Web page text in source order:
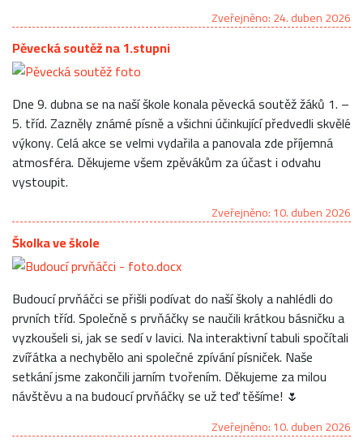
Zveřejněno: 24. duben 2026
Pěvecká soutěž na 1.stupni
Dne 9. dubna se na naší škole konala pěvecká soutěž žáků 1. –
5. tříd. Zazněly známé písně a všichni účinkující předvedli skvělé
výkony. Celá akce se velmi vydařila a panovala zde příjemná
atmosféra. Děkujeme všem zpěvákům za účast i odvahu
vystoupit.
Zveřejněno: 10. duben 2026
Školka ve škole
Budoucí prvňáčci se přišli podívat do naší školy a nahlédli do
prvních tříd. Společně s prvňáčky se naučili krátkou básničku a
vyzkoušeli si, jak se sedí v lavici. Na interaktivní tabuli spočítali
zvířátka a nechybělo ani společné zpívání písniček. Naše
setkání jsme zakončili jarním tvořením. Děkujeme za milou
návštěvu a na budoucí prvňáčky se už teď těšíme! 🌷
Zveřejněno: 10. duben 2026